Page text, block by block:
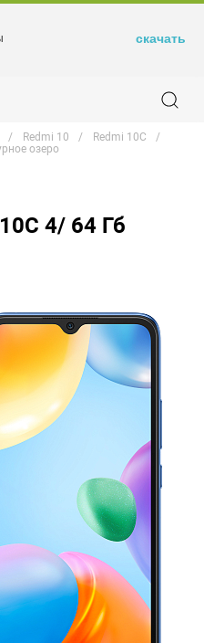
Redmi 10
Redmi 10C
озеро
4/ 64 Гб
скачать